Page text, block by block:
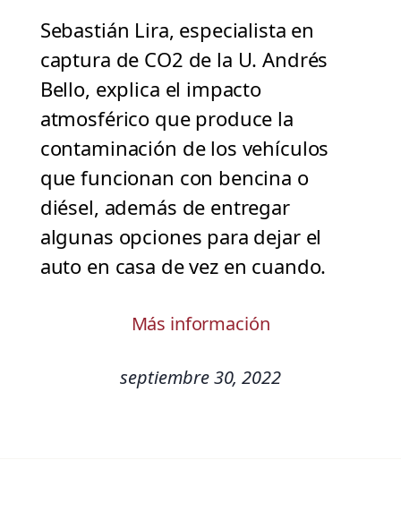
Sebastián Lira, especialista en
captura de CO2 de la U. Andrés
Bello, explica el impacto
atmosférico que produce la
contaminación de los vehículos
que funcionan con bencina o
diésel, además de entregar
algunas opciones para dejar el
auto en casa de vez en cuando.
Más información
septiembre 30, 2022